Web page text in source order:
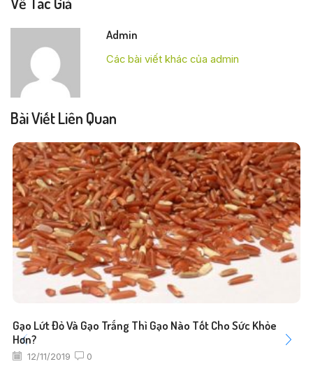
Admin
Các bài viết khác của admin
Bài Viết Liên Quan
Gạo Lứt Đỏ Và Gạo Trắng Thì Gạo Nào Tốt Cho Sức Khỏe
Hơn?
12/11/2019 0